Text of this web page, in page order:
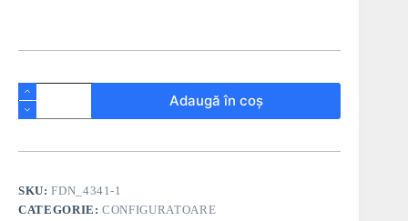
Adaugă în coș
SKU:FDN_4341-1
CATEGORIE:CONFIGURATOARE